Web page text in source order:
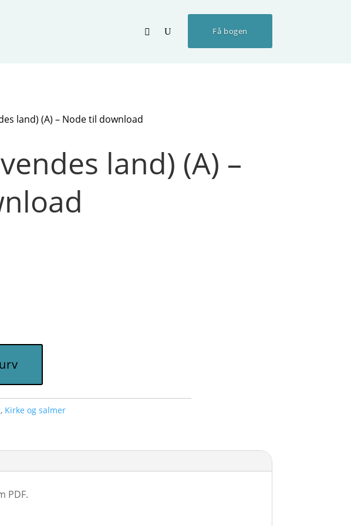
Få bogen
land) (A) – Node til download
land) (A) –
, Kirke og salmer
PDF.